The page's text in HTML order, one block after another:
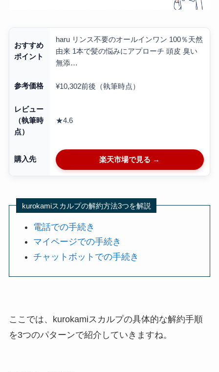
おすすめ
ポイント
haru リンス不要のオールインワン 100％天然
由来 1本で髪の悩みにアプローチ 頭皮 臭い
無添…
参考価格 ¥10,302前後（執筆時点）
レビュー
（執筆時
点）
★4.6
購入先 楽天市場で見る →
kurokamiスカルプの解約方法3つを解説
電話での手続き
マイページでの手続き
チャットボットでの手続き
ここでは、kurokamiスカルプの具体的な解約手順
を3つのパターンで紹介していきますね。